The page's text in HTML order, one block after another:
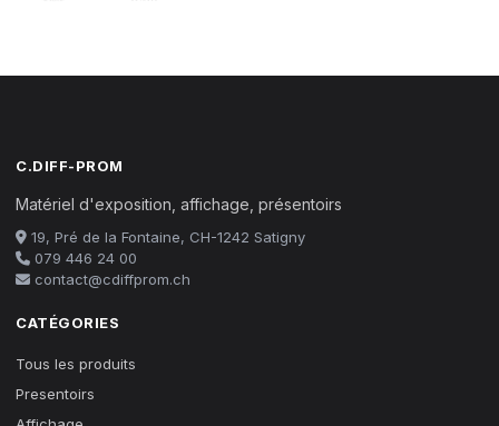
C.DIFF-PROM
Matériel d'exposition, affichage, présentoirs
19, Pré de la Fontaine, CH-1242 Satigny
079 446 24 00
contact@cdiffprom.ch
CATÉGORIES
Tous les produits
Presentoirs